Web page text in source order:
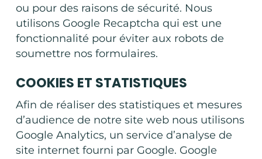
ou pour des raisons de sécurité. Nous
utilisons Google Recaptcha qui est une
fonctionnalité pour éviter aux robots de
soumettre nos formulaires.
COOKIES ET STATISTIQUES
Afin de réaliser des statistiques et mesures
d’audience de notre site web nous utilisons
Google Analytics, un service d’analyse de
site internet fourni par Google. Google